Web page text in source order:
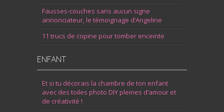
Fausses-couches sans aucun signe
annonciateur, le témoignage d’Angeline
11 trucs de copine pour tomber enceinte
ENFANT
Et si tu décorais la chambre de ton enfant
avec des toiles photo DIY pleines d’amour et
de créativité !